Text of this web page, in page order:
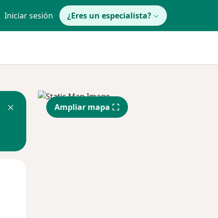
Iniciar sesión ¿Eres un especialista?
Ampliar mapa